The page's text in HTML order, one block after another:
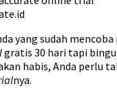
yang sudah
gratis 30 hari tapi
habis, Anda perlu
nya.